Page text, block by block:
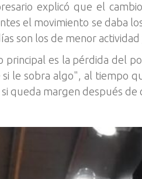
explicó que el
el movimiento se daba
son los de menor
principal es la pérdida del
le sobra algo", al tiempo
queda margen después